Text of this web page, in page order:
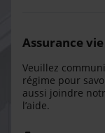
Assurance
Veuillez
régime pour
aussi joindre
l’aide.